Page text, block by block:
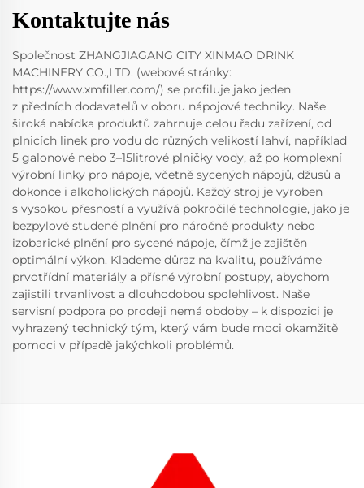
Kontaktujte nás
Společnost ZHANGJIAGANG CITY XINMAO DRINK
MACHINERY CO.,LTD. (webové stránky:
https://www.xmfiller.com/) se profiluje jako jeden
z předních dodavatelů v oboru nápojové techniky. Naše
široká nabídka produktů zahrnuje celou řadu zařízení, od
plnicích linek pro vodu do různých velikostí lahví, například
5 galonové nebo 3–15litrové plničky vody, až po komplexní
výrobní linky pro nápoje, včetně sycených nápojů, džusů a
dokonce i alkoholických nápojů. Každý stroj je vyroben
s vysokou přesností a využívá pokročilé technologie, jako je
bezpylové studené plnění pro náročné produkty nebo
izobarické plnění pro sycené nápoje, čímž je zajištěn
optimální výkon. Klademe důraz na kvalitu, používáme
prvotřídní materiály a přísné výrobní postupy, abychom
zajistili trvanlivost a dlouhodobou spolehlivost. Naše
servisní podpora po prodeji nemá obdoby – k dispozici je
vyhrazený technický tým, který vám bude moci okamžitě
pomoci v případě jakýchkoli problémů.